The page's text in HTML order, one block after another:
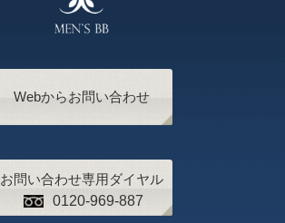
Webからお問い合わせ
お問い合わせ専用ダイヤル
0120-969-887